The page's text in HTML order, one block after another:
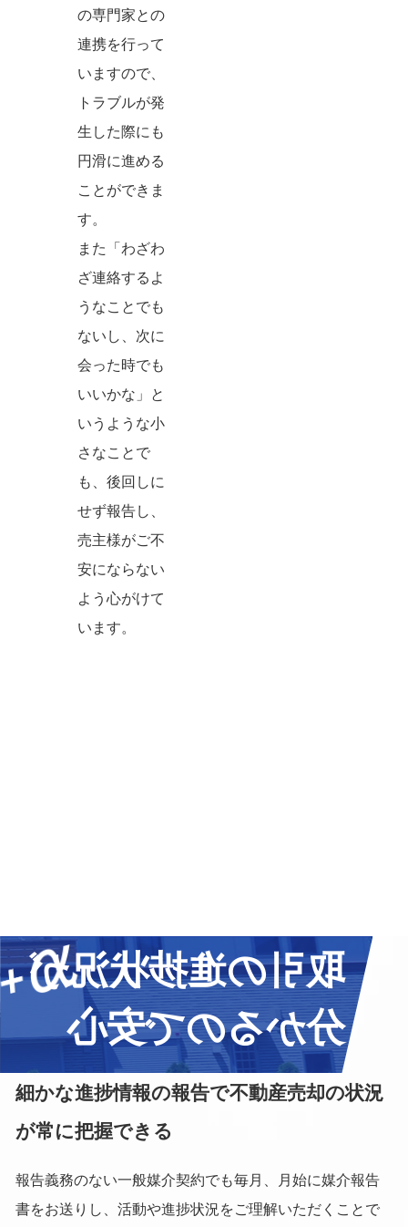
の専門家との
連携を行って
いますので、
トラブルが発
生した際にも
円滑に進める
ことができま
す。
また「わざわ
ざ連絡するよ
うなことでも
ないし、次に
会った時でも
いいかな」と
いうような小
さなことで
も、後回しに
せず報告し、
売主様がご不
安にならない
よう心がけて
います。
取引の進捗状況が
分かるので安心
細かな進捗情報の報告で不動産売却の状況
が常に把握できる
報告義務のない一般媒介契約でも毎月、月始に媒介報告
書をお送りし、活動や進捗状況をご理解いただくことで